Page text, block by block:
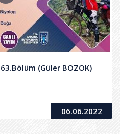
(Güler BOZOK)
06.06.2022